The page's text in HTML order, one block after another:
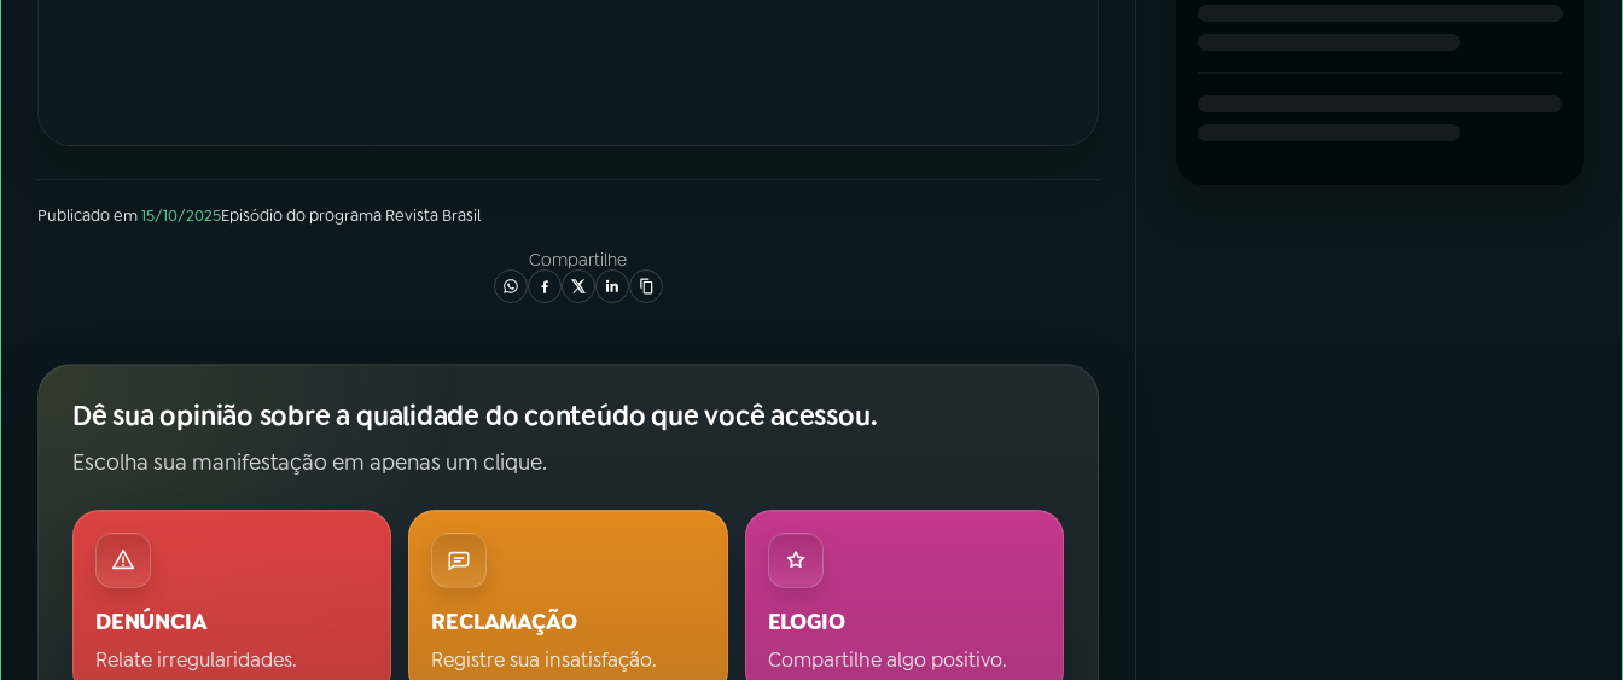
Publicado em15/10/2025Episódiodo programa Revista Brasil
Compartilhe
Dê sua opinião sobre a qualidade do conteúdo que você acessou.
Escolha sua manifestação em apenas um clique.
DENÚNCIA
Relate irregularidades.
RECLAMAÇÃO
Registre sua insatisfação.
ELOGIO
Compartilhe algo positivo.